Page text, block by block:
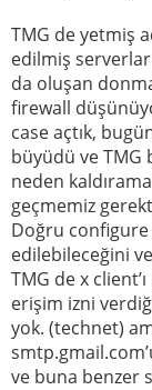
TMG de yetmiş
edilmiş serverlar
da oluşan
firewall
case açtık,
büyüdü ve TMG
neden
geçmemiz
Doğru
edilebileceğini
TMG de x
erişim izni
yok. (technet)
ve buna benzer